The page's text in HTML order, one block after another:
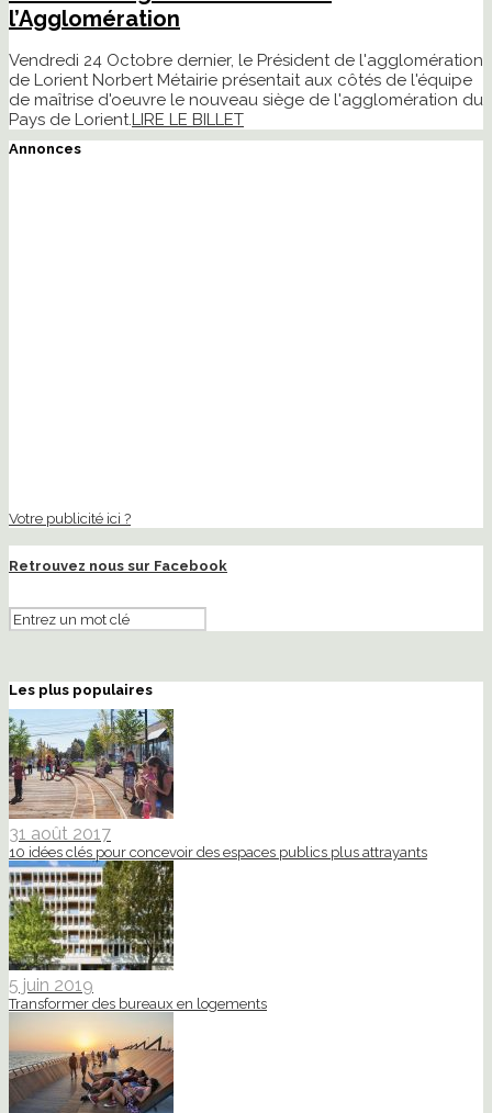
l’Agglomération
Vendredi 24 Octobre dernier, le Président de l'agglomération
de Lorient Norbert Métairie présentait aux côtés de l'équipe
de maîtrise d'oeuvre le nouveau siège de l'agglomération du
Pays de Lorient. LIRE LE BILLET
Annonces
Votre publicité ici ?
Retrouvez nous sur Facebook
Les plus populaires
31 août 2017
10 idées clés pour concevoir des espaces publics plus attrayants
5 juin 2019
Transformer des bureaux en logements